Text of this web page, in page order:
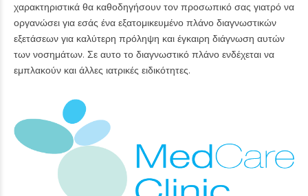
χαρακτηριστικά θα καθοδηγήσουν τον προσωπικό σας γιατρό να
οργανώσει για εσάς ένα εξατομικευμένο πλάνο διαγνωστικών
εξετάσεων για καλύτερη πρόληψη και έγκαιρη διάγνωση αυτών
των νοσημάτων. Σε αυτο το διαγνωστικό πλάνο ενδέχεται να
εμπλακούν και άλλες ιατρικές ειδικότητες.